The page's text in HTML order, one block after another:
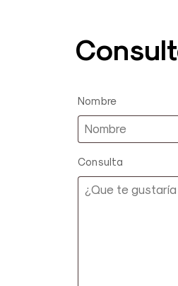
Nombre
Consulta